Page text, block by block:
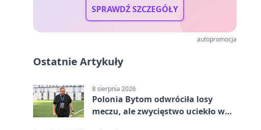
SPRAWDŹ SZCZEGÓŁY
autopromocja
Ostatnie Artykuły
8 sierpnia 2026
Polonia Bytom odwróciła losy
meczu, ale zwycięstwo uciekło w